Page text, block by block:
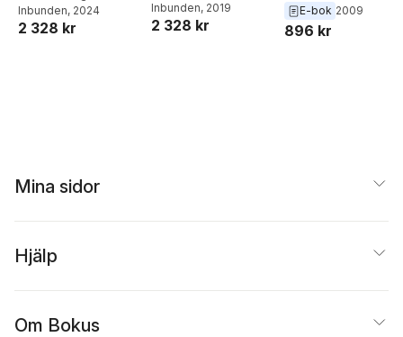
Ingo Kollar
Inbunden, 2024
2 328 kr
Nicewonger,Mark Elam
Inbunden, 2019
2 328 kr
Interaction
Tommy Dreyfus
Baruch Schwarz
E-bok 2009
896 kr
Mina sidor
Hjälp
Om Bokus